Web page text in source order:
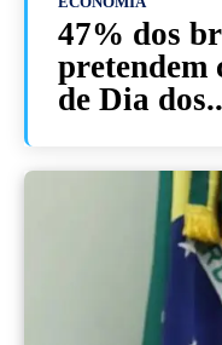
47% dos
pretendem
de Dia